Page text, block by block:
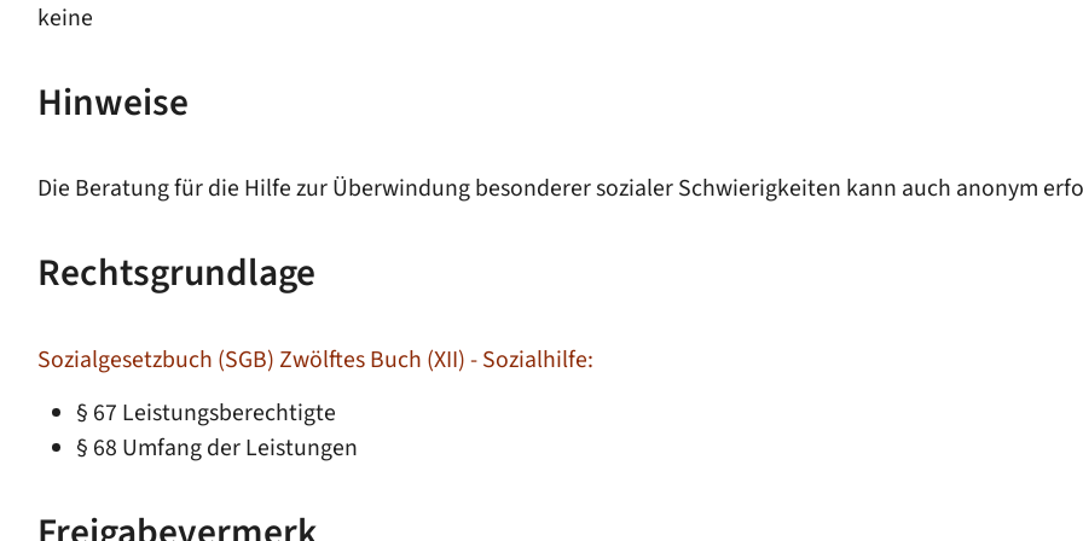
keine
Hinweise
Die Beratung für die Hilfe zur Überwindung besonderer sozialer Schwierigkeiten kann auch anonym
Rechtsgrundlage
Sozialgesetzbuch (SGB) Zwölftes Buch (XII) - Sozialhilfe:
§ 67 Leistungsberechtigte
§ 68 Umfang der Leistungen